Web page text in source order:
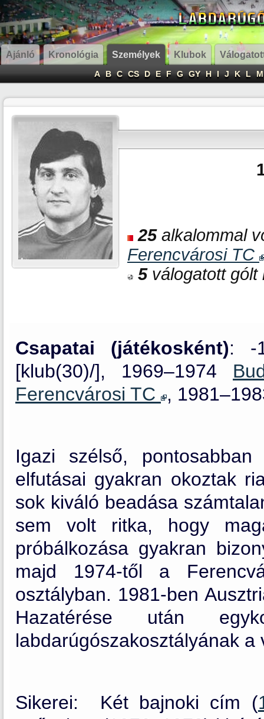
Ajánló Kronológia Személyek Klubok
A B C CS D E F G GY H I J K L M
25alkalommal
Ferencvárosi TC
5válogatott gólt
Csapatai (játékosként): -
[klub(30)/], 1969–1974
Ferencvárosi TC
,
Igazi szélső,
elfutásai gyakran okoztak
sok kiváló beadása
sem volt ritka, hogy
próbálkozása gyakran
majd 1974-től a
osztályban. 1981-ben
Hazatérése után
labdarúgószakosztályának a
Sikerei: Két bajnoki cím (